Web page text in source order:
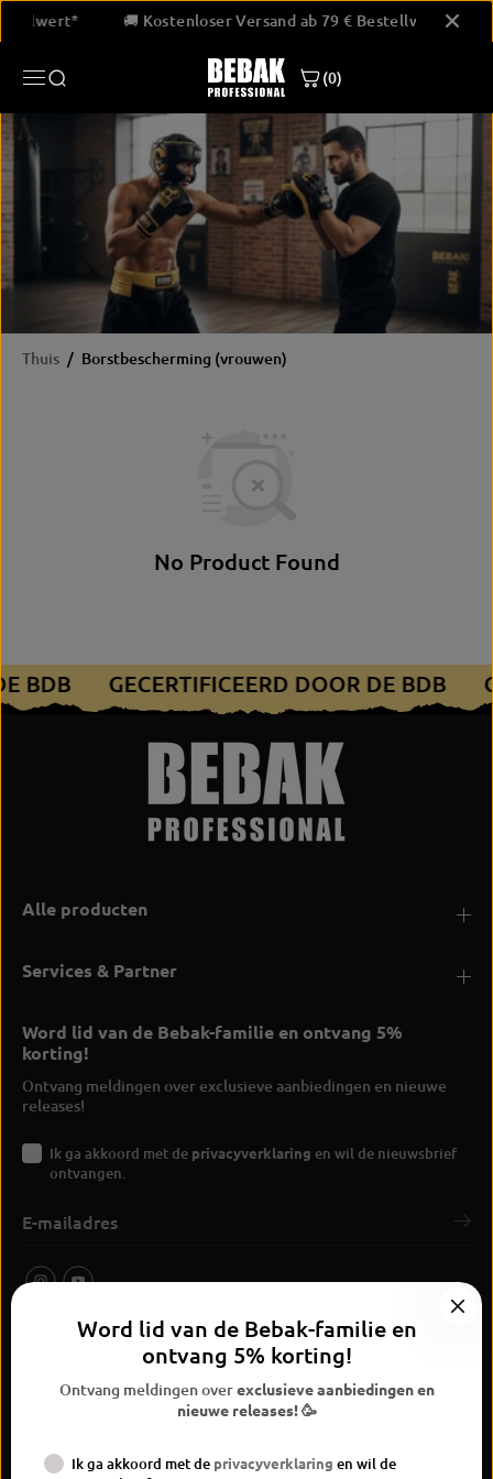
GA NAAR
INHOUD 🚚 Kostenloser Versand ab 79 € Bestellwert*
(0)
Thuis Borstbescherming (vrouwen)
No Product Found
BDB GECERTIFICEERD DOOR DE BDB
Alle producten
Services & Partner
Word lid van de Bebak-familie en ontvang 5%
korting!
Ontvang meldingen over exclusieve aanbiedingen en nieuwe
releases!
Ik ga akkoord met de privacyverklaring en wil de nieuwsbrief
ontvangen.
BEBAK Boksen 2026
Word lid van de Bebak-familie en
ontvang 5% korting!
Ontvang meldingen overexclusieve aanbiedingen en
nieuwe releases! 🥳
Ik ga akkoord met de privacyverklaring en wil de